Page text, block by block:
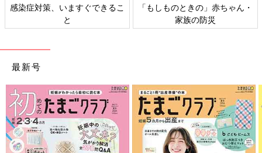
感染症対策、いますぐできるこ
と
「もしものときの」赤ちゃん・
家族の防災
最新号